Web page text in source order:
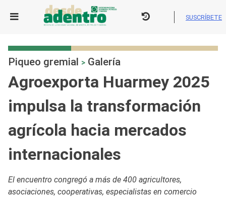
SUSCRÍBETE
Piqueo gremial > Galería
Agroexporta Huarmey 2025
impulsa la transformación
agrícola hacia mercados
internacionales
El encuentro congregó a más de 400 agricultores,
asociaciones, cooperativas, especialistas en comercio